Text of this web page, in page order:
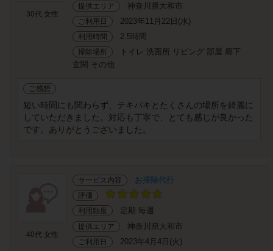
30代 女性
提供エリア 神奈川県大和市
ご利用日 2023年11月22日(水)
利用時間 2.5時間
掃除場所
トイレ 洗面所 リビング 部屋 廊下
玄関 その他
ご感想
短い時間にも関わらず、テキパキとたくさんの場所を綺麗に
していただきました。対応も丁寧で、とても感じが良かった
です。ありがとうございました。
40代 女性
サービス内容 お掃除代行
評価
利用頻度
定期 毎週
提供エリア 神奈川県大和市
ご利用日 2023年4月4日(火)